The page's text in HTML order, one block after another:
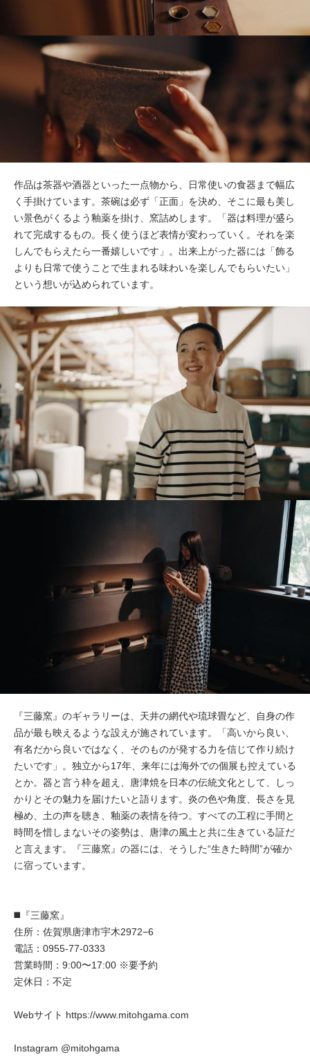
作品は茶器や酒器といった一点物から、日常使いの食器まで幅広
く手掛けています。茶碗は必ず「正面」を決め、そこに最も美し
い景色がくるよう釉薬を掛け、窯詰めします。「器は料理が盛ら
れて完成するもの。長く使うほど表情が変わっていく。それを楽
しんでもらえたら一番嬉しいです」。出来上がった器には「飾る
よりも日常で使うことで生まれる味わいを楽しんでもらいたい」
という想いが込められています。
『三藤窯』のギャラリーは、天井の網代や琉球畳など、自身の作
品が最も映えるような設えが施されています。「高いから良い、
有名だから良いではなく、そのものが発する力を信じて作り続け
たいです」。独立から17年、来年には海外での個展も控えている
とか。器と言う枠を超え、唐津焼を日本の伝統文化として、しっ
かりとその魅力を届けたいと語ります。炎の色や角度、長さを見
極め、土の声を聴き、釉薬の表情を待つ。すべての工程に手間と
時間を惜しまないその姿勢は、唐津の風土と共に生きている証だ
と言えます。『三藤窯』の器には、そうした“生きた時間”が確か
に宿っています。
◼️『三藤窯』
住所：佐賀県唐津市宇木2972−6
電話：0955-77-0333
営業時間：9:00〜17:00 ※要予約
定休日：不定
Webサイト https://www.mitohgama.com
Instagram @mitohgama